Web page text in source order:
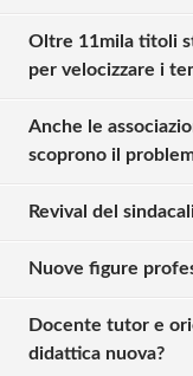
Oltre 11mila titoli
per velocizzare i
Anche le
scoprono il
Revival del
Nuove figure
Docente tutor e
didattica nuova?
Solo gli